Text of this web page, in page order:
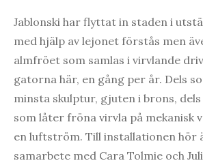
Jablonski har flyttat in staden i
med hjälp av lejonet förstås men
almfröet som samlas i virvlande
gatorna här, en gång per år. Dels
minsta skulptur, gjuten i brons,
som låter fröna virvla på mekanisk
en luftström. Till installationen hör
samarbete med Cara Tolmie och